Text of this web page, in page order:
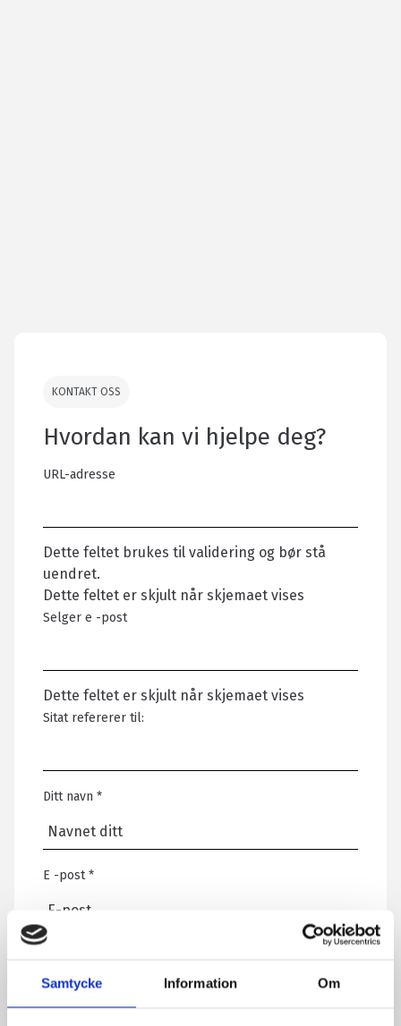
Samtycke Information Om
KONTAKT OSS
Hvordan kan vi hjelpe deg?
URL-adresse
Dette feltet brukes til validering og bør stå
uendret.
Dette feltet er skjult når skjemaet vises
Selger e -post
Dette feltet er skjult når skjemaet vises
Sitat refererer til:
Ditt navn *
E -post*